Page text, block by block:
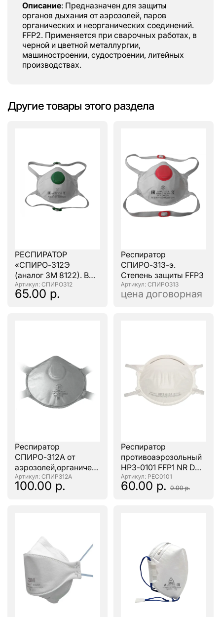
Описание: Предназначен для защиты
органов дыхания от аэрозолей, паров
органических и неорганических соединений.
FFP2. Применяется при сварочных работах, в
черной и цветной металлургии,
машиностроении, судостроении, литейных
производствах.
Другие товары этого раздела
РЕСПИРАТОР
«СПИРО-312Э
(аналог ЗМ 8122). В
наличии!: СПИРО312
65.00 р.
Респиратор
СПИРО-313-э.
Степень защиты FFP3
: СПИРО313
цена договорная
Респиратор
СПИРО-312А от
аэрозолей,органических
веществ и сварочных
дымов
: СПИР312А
100.00 р.
Респиратор
противоаэрозольный
НРЗ-0101 FFP1 NR D
(аналог 3М 8101)
: РЕС0101
60.00 р. 0.00 р.